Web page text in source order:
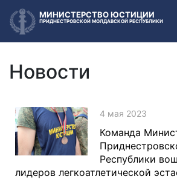
МИНИСТЕРСТВО ЮСТИЦИИ
ПРИДНЕСТРОВСКОЙ МОЛДАВСКОЙ РЕСПУБЛИКИ
Новости
4 мая 2023
Команда
Республики
лидеров легкоатлетической